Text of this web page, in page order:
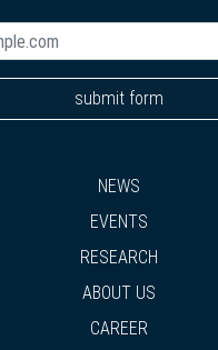
submit form
NEWS
EVENTS
RESEARCH
ABOUT US
CAREER